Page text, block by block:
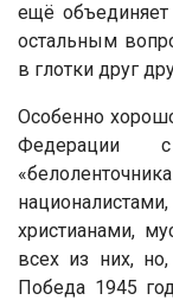
ещё
остальным
в глотки друг
Особенно
Федерации с
христианами,
всех из них,
Победа 1945